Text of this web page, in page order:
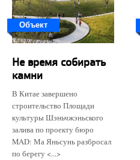
Объект
Не время собирать
камни
В Китае завершено
строительство Площади
культуры Шэньчжэньского
залива по проекту бюро
MAD: Ма Яньсунь разбросал
по берегу <...>